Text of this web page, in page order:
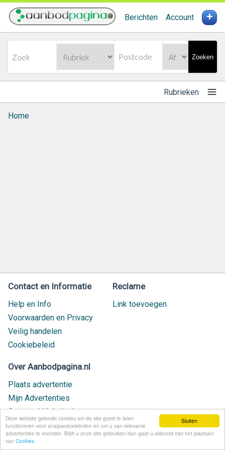
Sluiten
Deze website gebruikt cookies om de site goed te laten
functioneren voor analysedoeleinden en om u van relevante
advertenties te voorzien. Blijft u onze site gebruiken dan gaat u akkoord met het plaatsen
van Cookies
Berichten Account +
Zoeken
Rubrieken
Home
Contact en Informatie
Help en Info
Voorwaarden en Privacy
Veilig handelen
Cookiebeleid
Reclame
Link toevoegen
Over Aanbodpagina.nl
Plaats advertentie
Mijn Advertenties
Contact / Helpdesk
Nieuw geplaatst